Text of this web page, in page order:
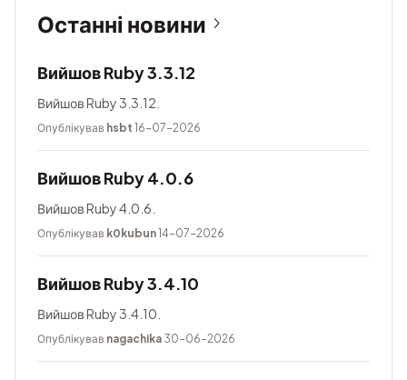
Останні новини
Вийшов Ruby 3.3.12
Вийшов Ruby 3.3.12.
Опублікував hsbt 16-07-2026
Вийшов Ruby 4.0.6
Вийшов Ruby 4.0.6.
Опублікував k0kubun14-07-2026
Вийшов Ruby 3.4.10
Вийшов Ruby 3.4.10.
Опублікував nagachika 30-06-2026